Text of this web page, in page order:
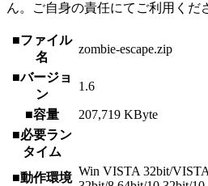
ん。ご自身の責任にてご利用くだ
■ファイル
名
zombie-escape.zip
■バージョ
ン
1.6
■容量
207,719 KByte
■必要ラン
タイム
■動作環境 Win VISTA 32bit/